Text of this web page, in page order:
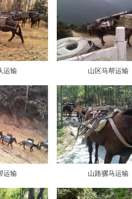
运输 山区马帮运输
运输 山路骡马运输